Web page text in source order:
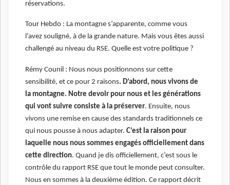
réservations.
Tour Hebdo : La montagne s’apparente, comme vous
l’avez souligné, à de la grande nature. Mais vous êtes aussi
challengé au niveau du RSE. Quelle est votre politique ?
Rémy Counil : Nous nous positionnons sur cette
sensibilité, et ce pour 2 raisons. D’abord, nous vivons de
la montagne. Notre devoir pour nous et les générations
qui vont suivre consiste à la préserver. Ensuite, nous
vivons une remise en cause des standards traditionnels ce
qui nous pousse à nous adapter. C’est la raison pour
laquelle nous nous sommes engagés officiellement dans
cette direction. Quand je dis officiellement, c’est sous le
contrôle du rapport RSE que tout le monde peut consulter.
Nous en sommes à la deuxième édition. Ce rapport décrit